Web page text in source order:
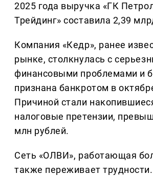
2025 года выручка «ГК
Трейдинг» составила 2,39
Компания «Кедр», ранее
рынке, столкнулась с
финансовыми проблемами и
признана банкротом в
Причиной стали
налоговые претензии,
млн рублей.
Сеть «ОЛВИ», работающая
также переживает